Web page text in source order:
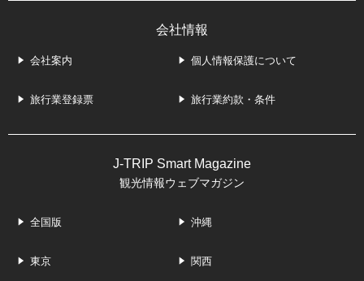
会社情報
会社案内 個人情報保護について
旅行業登録票 旅行業約款・条件
J-TRIP Smart Magazine
観光情報ウェブマガジン
全国版 沖縄
東京 関西